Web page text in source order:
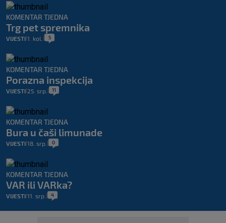
KOMENTAR TJEDNA
Trg pet spremnika
VIJESTI 1. kol. 5
KOMENTAR TJEDNA
Porazna inspekcija
VIJESTI 25. srp. 11
KOMENTAR TJEDNA
Bura u čaši limunade
VIJESTI 18. srp. 0
KOMENTAR TJEDNA
VAR ili VARka?
VIJESTI 11. srp. 4